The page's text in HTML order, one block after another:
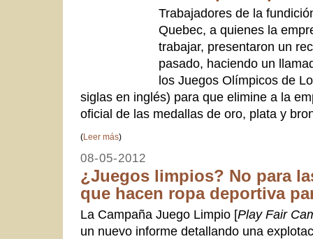
Trabajadores de la
Quebec, a quienes la
trabajar, presentaron un
pasado, haciendo un
los Juegos Olímpicos de
siglas en inglés) para que elimine a la
oficial de las medallas de oro, plata y
(Leer más)
08-05-2012
¿Juegos limpios? No para
que hacen ropa deportiva
La Campaña Juego Limpio [Play Fair
un nuevo informe detallando una